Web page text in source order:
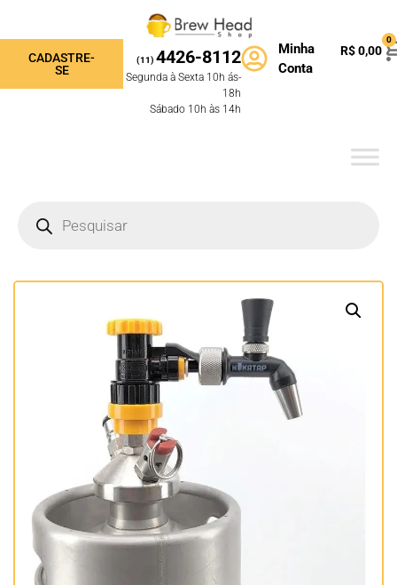
CADASTRE-
SE
(11) 4426-8112
Segunda à Sexta 10h ás-
18h
Sábado 10h às 14h
Minha
Conta
R$0,00
0